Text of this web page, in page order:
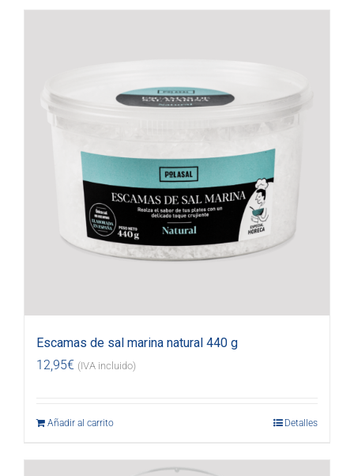
Escamas de sal marina natural 440 g
12,95€ (IVA incluido)
Añadir al carrito Detalles